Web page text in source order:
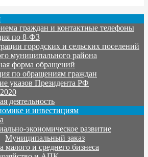
граждан и контактные телефоны
по 8-ФЗ
городских и сельских поселений
муниципального района
форма обращений
по обращениям граждан
указов Президента РФ
деятельность
и инвестициям
экономическое развитие
Муниципальный заказ
малого и среднего бизнеса